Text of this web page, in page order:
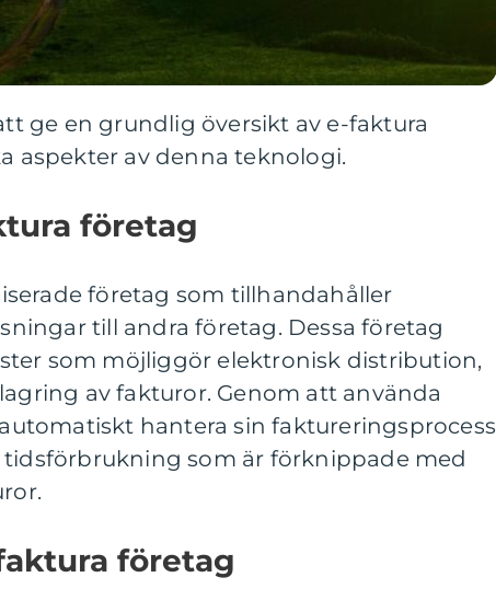
ge en grundlig översikt av e-faktura
aspekter av denna teknologi.
företag
företag som tillhandahåller
till andra företag. Dessa företag
som möjliggör elektronisk distribution,
av fakturor. Genom att använda
hantera sin faktureringsprocess
som är förknippade med
företag